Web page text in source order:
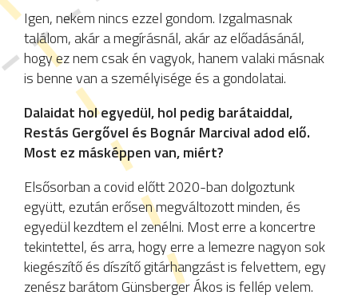
Igen, nekem nincs ezzel gondom. Izgalmasnak
találom, akár a megírásnál, akár az előadásánál,
hogy ez nem csak én vagyok, hanem valaki másnak
is benne van a személyisége és a gondolatai.
Dalaidat hol egyedül, hol pedig barátaiddal,
Restás Gergővel és Bognár Marcival adod elő.
Most ez másképpen van, miért?
Elsősorban a covid előtt 2020-ban dolgoztunk
együtt, ezután erősen megváltozott minden, és
egyedül kezdtem el zenélni. Most erre a koncertre
tekintettel, és arra, hogy erre a lemezre nagyon sok
kiegészítő és díszítő gitárhangzást is felvettem, egy
zenész barátom Günsberger Ákos is fellép velem.